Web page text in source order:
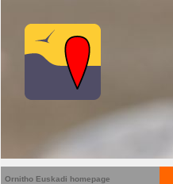
Ornitho Euskadi homepage